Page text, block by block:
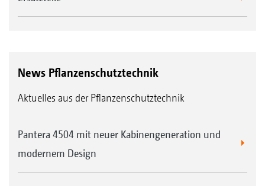
Einseitige Klappung
Beidseitiges Anwinkeln (Flex-Klappung)
Beidseitiges Abwinkeln (Flex-Klappung)
News Pflanzenschutztechnik
Aktuelles aus der Pflanzenschutztechnik
Pantera 4504 mit neuer Kabinengeneration und
modernem Design